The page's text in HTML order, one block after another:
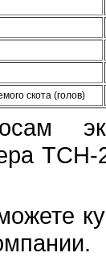
скота (голов)